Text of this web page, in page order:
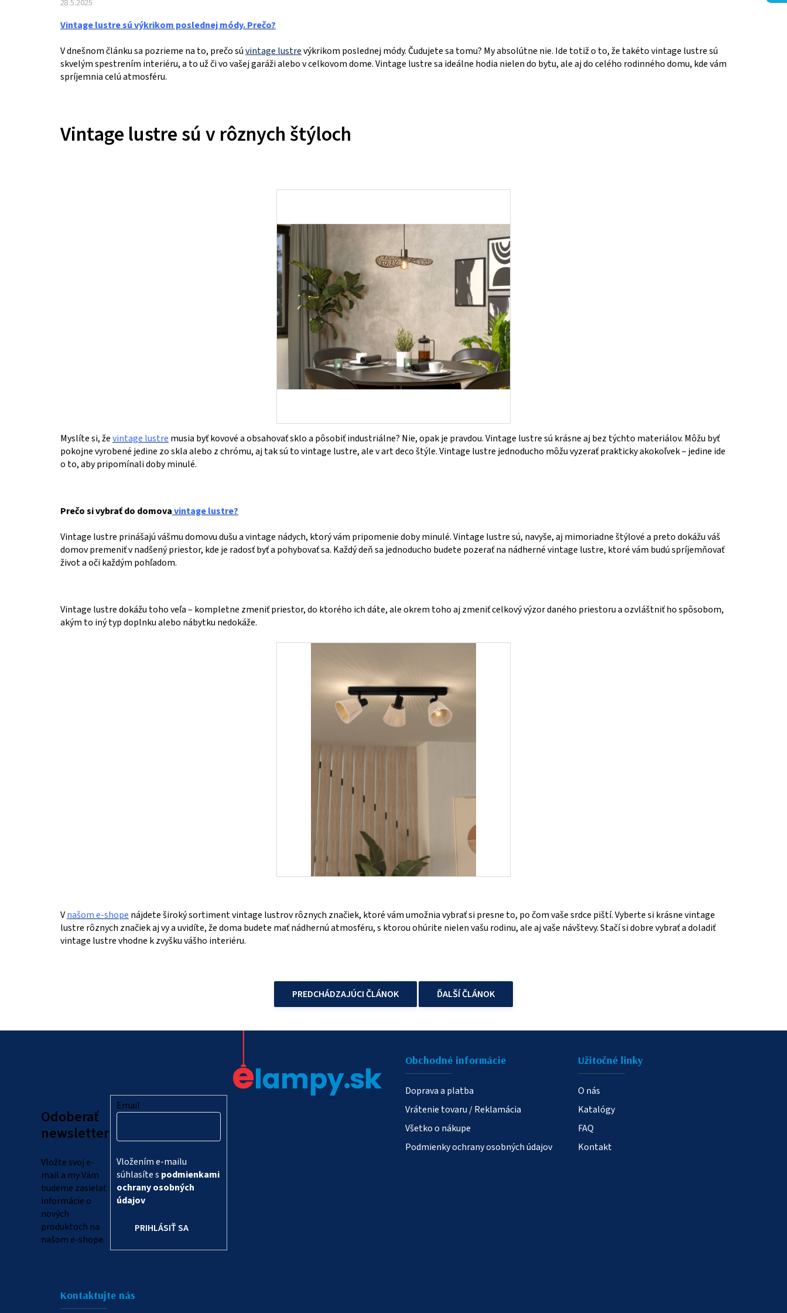
28.5.2025
Vintage lustre sú výkrikom poslednej módy. Prečo?
V dnešnom článku sa pozrieme na to, prečo súvintage lustrevýkrikom poslednej módy. Čudujete sa tomu? My absolútne nie. Ide totiž o to, že takéto vintage lustre sú
skvelým spestrením interiéru, a to už či vo vašej garáži alebo v celkovom dome. Vintage lustre sa ideálne hodia nielen do bytu, ale aj do celého rodinného domu, kde vám
spríjemnia celú atmosféru.
Vintage lustre sú v rôznych štýloch
Myslíte si, ževintage lustre musia byť kovové a obsahovať sklo a pôsobiť industriálne? Nie, opak je pravdou. Vintage lustre sú krásne aj bez týchto materiálov. Môžu byť
pokojne vyrobené jedine zo skla alebo z chrómu, aj tak sú to vintage lustre, ale v art deco štýle. Vintage lustre jednoducho môžu vyzerať prakticky akokoľvek – jedine ide
o to, aby pripomínali doby minulé.
Prečo si vybrať do domovavintage lustre?
Vintage lustre prinášajú vášmu domovu dušu a vintage nádych, ktorý vám pripomenie doby minulé. Vintage lustre sú, navyše, aj mimoriadne štýlové a preto dokážu váš
domov premeniť v nadšený priestor, kde je radosť byť a pohybovať sa. Každý deň sa jednoducho budete pozerať na nádherné vintage lustre, ktoré vám budú spríjemňovať
život a oči každým pohľadom.
Vintage lustre dokážu toho veľa – kompletne zmeniť priestor, do ktorého ich dáte, ale okrem toho aj zmeniť celkový výzor daného priestoru a ozvláštniť ho spôsobom,
akým to iný typ doplnku alebo nábytku nedokáže.
Vnašom e-shope nájdete široký sortiment vintage lustrov rôznych značiek, ktoré vám umožnia vybrať si presne to, po čom vaše srdce piští. Vyberte si krásne vintage
lustre rôznych značiek aj vy a uvidíte, že doma budete mať nádhernú atmosféru, s ktorou ohúrite nielen vašu rodinu, ale aj vaše návštevy. Stačí si dobre vybrať a doladiť
vintage lustre vhodne k zvyšku vášho interiéru.
PREDCHÁDZAJÚCI ČLÁNOK ĎALŠÍ ČLÁNOK
Odoberať
newsletter
Vložte svoj e-
mail a my Vám
budeme zasielať
informácie o
nových
produktoch na
našom e-shope.
Email
Vložením e-mailu
súhlasíte s podmienkami
ochrany osobných
údajov
PRIHLÁSIŤ SA
Obchodné informácie
Doprava a platba
Vrátenie tovaru / Reklamácia
Všetko o nákupe
Podmienky ochrany osobných údajov
Užitočné linky
O nás
Katalógy
FAQ
Kontakt
Kontaktujte nás